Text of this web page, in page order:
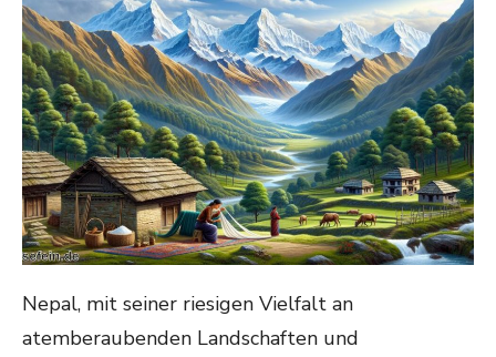
Nepal, mit seiner riesigen Vielfalt an
atemberaubenden Landschaften und